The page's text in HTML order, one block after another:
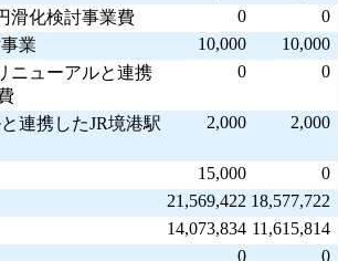
滑化検討事業費
0
0
業
10,000
10,000
ニューアルと連携
0 0
連携したJR境港駅
2,000 2,000
15,000
0
21,569,422 18,577,722
14,073,834 11,615,814
0 0